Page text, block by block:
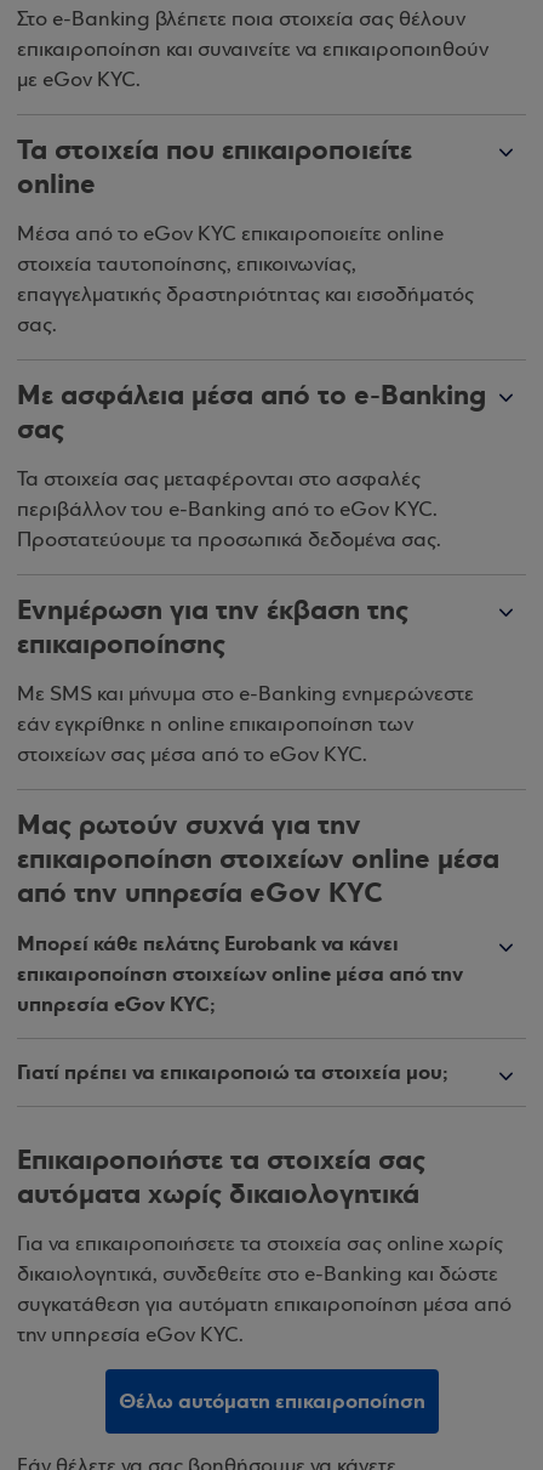
Στο e-Banking βλέπετε ποια στοιχεία σας θέλουν
επικαιροποίηση και συναινείτε να επικαιροποιηθούν
με eGov KYC.
Τα στοιχεία που επικαιροποιείτε
online
Μέσα από το eGov KYC επικαιροποιείτε online
στοιχεία ταυτοποίησης, επικοινωνίας,
επαγγελματικής δραστηριότητας και εισοδήματός
σας.
Με ασφάλεια μέσα από το e-Banking
σας
Τα στοιχεία σας μεταφέρονται στο ασφαλές
περιβάλλον του e-Banking από το eGov KYC.
Προστατεύουμε τα προσωπικά δεδομένα σας.
Ενημέρωση για την έκβαση της
επικαιροποίησης
Με SMS και μήνυμα στο e-Banking ενημερώνεστε
εάν εγκρίθηκε η online επικαιροποίηση των
στοιχείων σας μέσα από το eGov KYC.
Μας ρωτούν συχνά για την
επικαιροποίηση στοιχείων online μέσα
από την υπηρεσία eGov KYC
Μπορεί κάθε πελάτης Eurobank να κάνει
επικαιροποίηση στοιχείων online μέσα από την
υπηρεσία eGov KYC;
Γιατί πρέπει να επικαιροποιώ τα στοιχεία μου;
Επικαιροποιήστε τα στοιχεία σας
αυτόματα χωρίς δικαιολογητικά
Για να επικαιροποιήσετε τα στοιχεία σας online χωρίς
δικαιολογητικά, συνδεθείτε στο e-Banking και δώστε
συγκατάθεση για αυτόματη επικαιροποίηση μέσα από
την υπηρεσία eGov KYC.
Θέλω αυτόματη επικαιροποίηση